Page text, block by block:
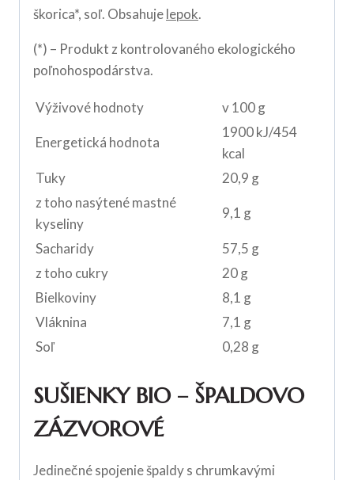
škorica*, soľ. Obsahujelepok.
(*) – Produkt z kontrolovaného ekologického
poľnohospodárstva.
Výživové hodnoty v 100 g
Energetická hodnota
1900 kJ/454
kcal
Tuky
20,9 g
z toho nasýtené mastné
kyseliny
9,1 g
Sacharidy
57,5 g
z toho cukry
20 g
Bielkoviny
8,1 g
Vláknina
7,1 g
Soľ
0,28 g
SUŠIENKY BIO – ŠPALDOVO
ZÁZVOROVÉ
Jedinečné spojenie špaldy s chrumkavými